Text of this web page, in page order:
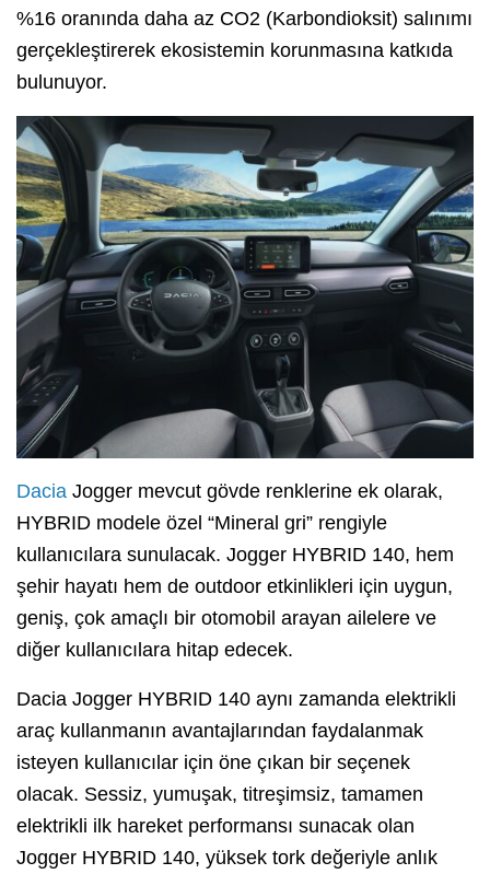
%16 oranında daha az CO2 (Karbondioksit) salınımı
gerçekleştirerek ekosistemin korunmasına katkıda
bulunuyor.
Dacia Jogger mevcut gövde renklerine ek olarak,
HYBRID modele özel “Mineral gri” rengiyle
kullanıcılara sunulacak. Jogger HYBRID 140, hem
şehir hayatı hem de outdoor etkinlikleri için uygun,
geniş, çok amaçlı bir otomobil arayan ailelere ve
diğer kullanıcılara hitap edecek.
Dacia Jogger HYBRID 140 aynı zamanda elektrikli
araç kullanmanın avantajlarından faydalanmak
isteyen kullanıcılar için öne çıkan bir seçenek
olacak. Sessiz, yumuşak, titreşimsiz, tamamen
elektrikli ilk hareket performansı sunacak olan
Jogger HYBRID 140, yüksek tork değeriyle anlık